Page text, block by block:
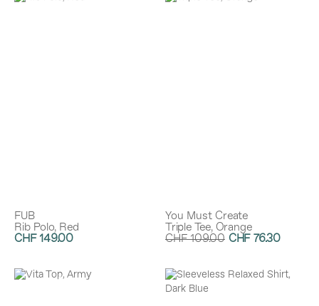
FUB
Rib Polo, Red
CHF 149.00
You Must Create
Triple Tee, Orange
CHF 109.00 CHF 76.30